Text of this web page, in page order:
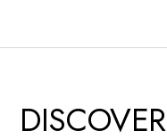
DISCOVER